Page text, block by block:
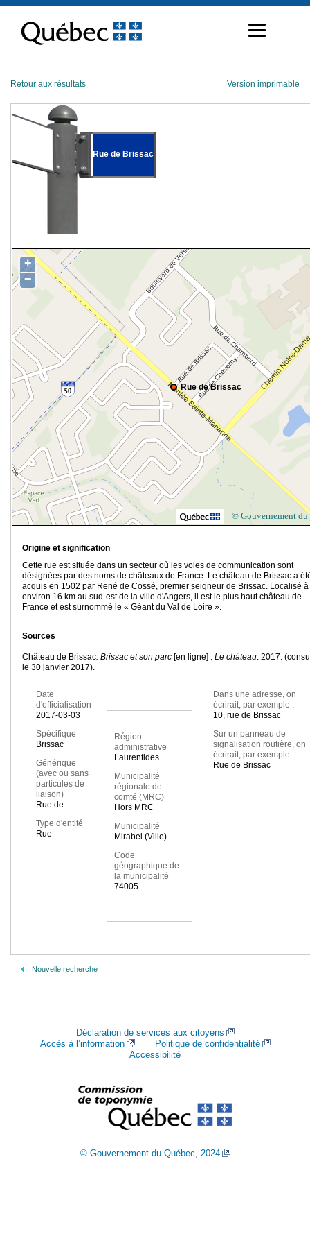
contenu
Retour aux résultats Version imprimable
Rue de Brissac
Rue de Brissac
+
−
© Gouvernement du
Origine et signification
Cette rue est située dans un secteur où les voies de communication sont
désignées par des noms de châteaux de France. Le château de Brissac a
acquis en 1502 par René de Cossé, premier seigneur de Brissac. Localisé à
environ 16 km au sud-est de la ville d'Angers, il est le plus haut château de
France et est surnommé le « Géant du Val de Loire ».
Sources
Château de Brissac. Brissac et son parc [en ligne] : Le château. 2017.
le 30 janvier 2017).
Date
d'officialisation
2017-03-03
Spécifique
Brissac
Générique
(avec ou sans
particules de
liaison)
Rue de
Type d'entité
Rue
Région
administrative
Laurentides
Municipalité
régionale de
comté (MRC)
Hors MRC
Municipalité
Mirabel (Ville)
Code
géographique de
la municipalité
74005
Dans une adresse, on
écrirait, par exemple :
10, rue de Brissac
Sur un panneau de
signalisation routière, on
écrirait, par exemple :
Rue de Brissac
Nouvelle recherche
Déclaration de services aux citoyens
Accès à l’information
Politique de confidentialité
Accessibilité
© Gouvernement du Québec, 2024